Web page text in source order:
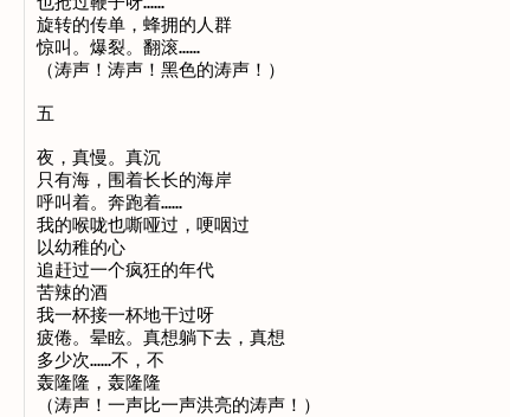
旋转的传单，蜂拥的人群
惊叫。爆裂。翻滚……
（涛声！涛声！黑色的涛声！）
五
夜，真慢。真沉
只有海，围着长长的海岸
呼叫着。奔跑着……
我的喉咙也嘶哑过，哽咽过
以幼稚的心
追赶过一个疯狂的年代
苦辣的酒
我一杯接一杯地干过呀
疲倦。晕眩。真想躺下去，真想
多少次……不，不
轰隆隆，轰隆隆
（涛声！一声比一声洪亮的涛声！）